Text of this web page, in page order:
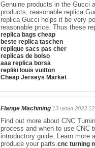
Genuine products in the Gucci
products, reasonable replica
replica Gucci helps it be very
reasonable price. Thus these
replica bags cheap
beste replica taschen
replique sacs pas cher
replicas de bolso
aaa replica borsa
repliki louis vuitton
Cheap Jerseys Market
Flange Machining 13 июня 2023
Find out more about CNC
process and when to use CNC
introductory guide. Learn more
produce your parts.cnc turning